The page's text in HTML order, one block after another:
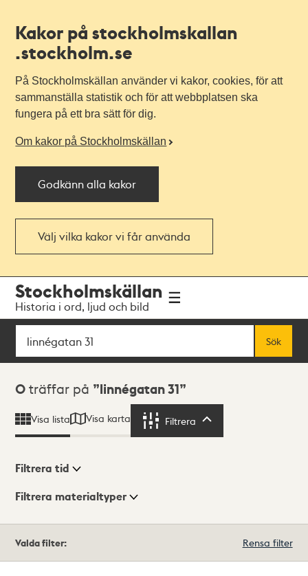
Kakor på stockholmskallan
.stockholm.se
På Stockholmskällan använder vi kakor, cookies, för att
sammanställa statistik och för att webbplatsen ska
fungera på ett bra sätt för dig.
Om kakor på Stockholmskällan
Godkänn alla kakor
Välj vilka kakor vi får använda
navigationen
huvudinnehållet
Stockholmskällan
Historia i ord, ljud och bild
Sök
Sök
Sökresultat
0 träffar på linnégatan 31
Visa lista Visa karta Filtrera
Visningsläge
Filtrera tid
Filtrera materialtyper
träffar
Valda filter: Rensa filter